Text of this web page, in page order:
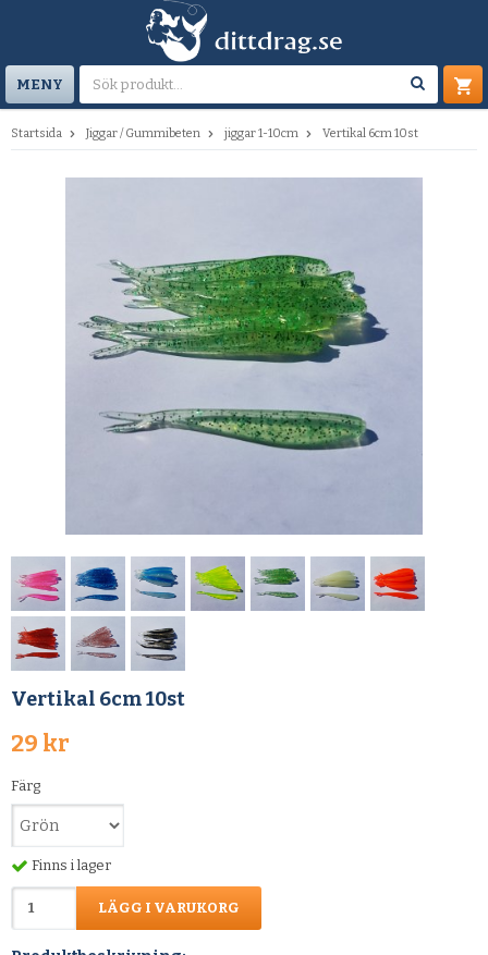
MENY
Startsida Jiggar / Gummibeten jiggar 1-10cm Vertikal 6cm 10st
Vertikal 6cm 10st
29 kr
Färg
Finns i lager
LÄGG I VARUKORG